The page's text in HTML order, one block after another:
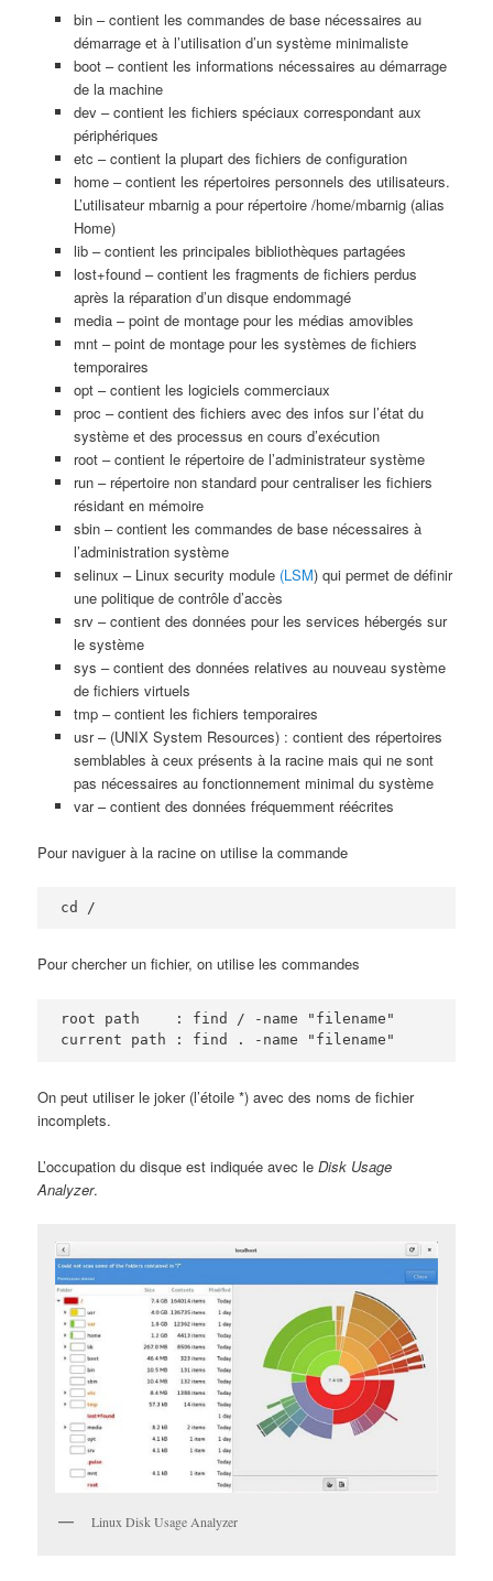
bin – contient les commandes de base nécessaires au
démarrage et à l’utilisation d’un système minimaliste
boot – contient les informations nécessaires au démarrage
de la machine
dev – contient les fichiers spéciaux correspondant aux
périphériques
etc – contient la plupart des fichiers de configuration
home – contient les répertoires personnels des utilisateurs.
L’utilisateur mbarnig a pour répertoire /home/mbarnig (alias
Home)
lib – contient les principales bibliothèques partagées
lost+found – contient les fragments de fichiers perdus
après la réparation d’un disque endommagé
media – point de montage pour les médias amovibles
mnt – point de montage pour les systèmes de fichiers
temporaires
opt – contient les logiciels commerciaux
proc – contient des fichiers avec des infos sur l’état du
système et des processus en cours d’exécution
root – contient le répertoire de l’administrateur système
run – répertoire non standard pour centraliser les fichiers
résidant en mémoire
sbin – contient les commandes de base nécessaires à
l’administration système
selinux – Linux security module (LSM) qui permet de définir
une politique de contrôle d’accès
srv – contient des données pour les services hébergés sur
le système
sys – contient des données relatives au nouveau système
de fichiers virtuels
tmp – contient les fichiers temporaires
usr – (UNIX System Resources) : contient des répertoires
semblables à ceux présents à la racine mais qui ne sont
pas nécessaires au fonctionnement minimal du système
var – contient des données fréquemment réécrites
Pour naviguer à la racine on utilise la commande
cd /
Pour chercher un fichier, on utilise les commandes
root path    : find / -name "filename"
current path : find . -name "filename"
On peut utiliser le joker (l’étoile *) avec des noms de fichier
incomplets.
L’occupation du disque est indiquée avec leDisk Usage
Analyzer.
Linux Disk Usage Analyzer